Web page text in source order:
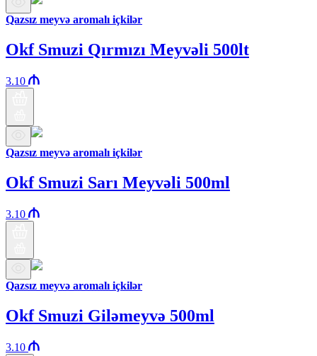
Qazsız meyvə aromalı içkilər
Okf Smuzi Qırmızı Meyvəli 500lt
3.10
Qazsız meyvə aromalı içkilər
Okf Smuzi Sarı Meyvəli 500ml
3.10
Qazsız meyvə aromalı içkilər
Okf Smuzi Giləmeyvə 500ml
3.10